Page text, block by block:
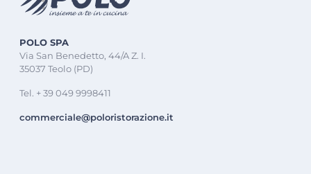
POLO SPA
Via San Benedetto, 44/A Z. I.
35037 Teolo (PD)
Tel. + 39 049 9998411
commerciale@poloristorazione.it